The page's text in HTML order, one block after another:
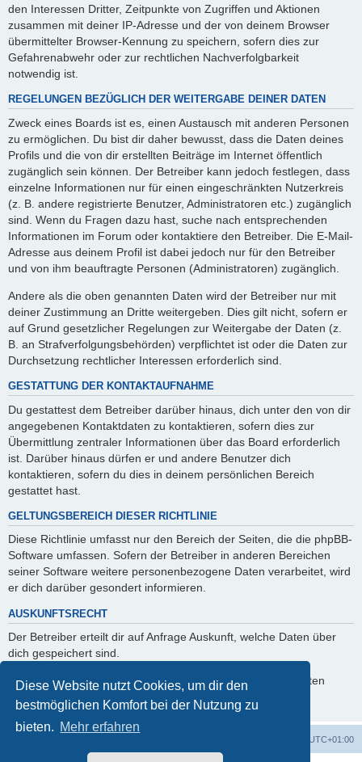
Diese Website nutzt Cookies, um dir den
bestmöglichen Komfort bei der Nutzung zu
bieten. Mehr erfahren
den Interessen Dritter, Zeitpunkte von Zugriffen und Aktionen
zusammen mit deiner IP-Adresse und der von deinem Browser
übermittelter Browser-Kennung zu speichern, sofern dies zur
Gefahrenabwehr oder zur rechtlichen Nachverfolgbarkeit
notwendig ist.
REGELUNGEN BEZÜGLICH DER WEITERGABE DEINER DATEN
Zweck eines Boards ist es, einen Austausch mit anderen Personen
zu ermöglichen. Du bist dir daher bewusst, dass die Daten deines
Profils und die von dir erstellten Beiträge im Internet öffentlich
zugänglich sein können. Der Betreiber kann jedoch festlegen, dass
einzelne Informationen nur für einen eingeschränkten Nutzerkreis
(z. B. andere registrierte Benutzer, Administratoren etc.) zugänglich
sind. Wenn du Fragen dazu hast, suche nach entsprechenden
Informationen im Forum oder kontaktiere den Betreiber. Die E-Mail-
Adresse aus deinem Profil ist dabei jedoch nur für den Betreiber
und von ihm beauftragte Personen (Administratoren) zugänglich.
Andere als die oben genannten Daten wird der Betreiber nur mit
deiner Zustimmung an Dritte weitergeben. Dies gilt nicht, sofern er
auf Grund gesetzlicher Regelungen zur Weitergabe der Daten (z.
B. an Strafverfolgungsbehörden) verpflichtet ist oder die Daten zur
Durchsetzung rechtlicher Interessen erforderlich sind.
GESTATTUNG DER KONTAKTAUFNAHME
Du gestattest dem Betreiber darüber hinaus, dich unter den von dir
angegebenen Kontaktdaten zu kontaktieren, sofern dies zur
Übermittlung zentraler Informationen über das Board erforderlich
ist. Darüber hinaus dürfen er und andere Benutzer dich
kontaktieren, sofern du dies in deinem persönlichen Bereich
gestattet hast.
GELTUNGSBEREICH DIESER RICHTLINIE
Diese Richtlinie umfasst nur den Bereich der Seiten, die die phpBB-
Software umfassen. Sofern der Betreiber in anderen Bereichen
seiner Software weitere personenbezogene Daten verarbeitet, wird
er dich darüber gesondert informieren.
AUSKUNFTSRECHT
Der Betreiber erteilt dir auf Anfrage Auskunft, welche Daten über
dich gespeichert sind.
Du kannst jederzeit die Löschung bzw. Sperrung deiner Daten
verlangen. Kontaktiere hierzu bitte den Betreiber.
UTC+01:00